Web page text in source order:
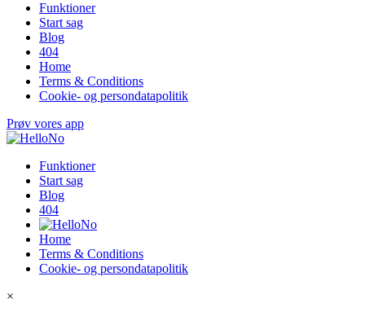
Funktioner
Start sag
Blog
404
Home
Terms & Conditions
Cookie- og persondatapolitik
Prøv vores app
Funktioner
Start sag
Blog
404
Home
Terms & Conditions
Cookie- og persondatapolitik
×